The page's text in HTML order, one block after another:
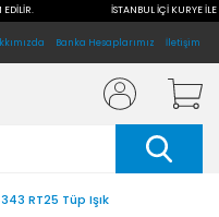
İSTANBUL İÇİ KURYE
Banka Hesaplarımız İletişim
RT25 Tüp Işık